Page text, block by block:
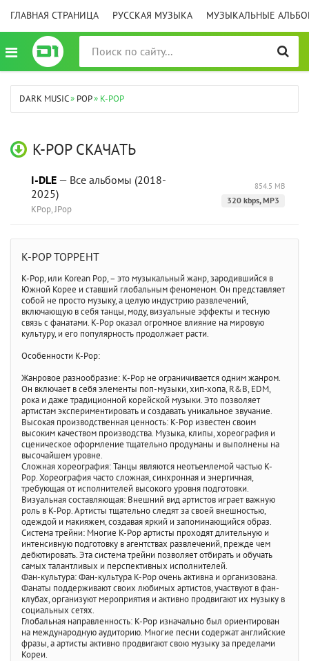
ГЛАВНАЯ СТРАНИЦА РУССКАЯ МУЗЫКА МУЗЫКАЛЬНЫЕ
DARK MUSIC» POP» K-POP
K-POP СКАЧАТЬ
I-DLE — Все альбомы (2018-
2025)
KPop, JPop
854.5 MB
320 kbps, MP3
K-POP ТОРРЕНТ
K-Pop, или Korean Pop, – это музыкальный жанр, зародившийся в
Южной Корее и ставший глобальным феноменом. Он представляет
собой не просто музыку, а целую индустрию развлечений,
включающую в себя танцы, моду, визуальные эффекты и тесную
связь с фанатами. K-Pop оказал огромное влияние на мировую
культуру, и его популярность продолжает расти.
Особенности K-Pop:
Жанровое разнообразие: K-Pop не ограничивается одним жанром.
Он включает в себя элементы поп-музыки, хип-хопа, R&B, EDM,
рока и даже традиционной корейской музыки. Это позволяет
артистам экспериментировать и создавать уникальное звучание.
Высокая производственная ценность: K-Pop известен своим
высоким качеством производства. Музыка, клипы, хореография и
сценическое оформление тщательно продуманы и выполнены на
высочайшем уровне.
Сложная хореография: Танцы являются неотъемлемой частью K-
Pop. Хореография часто сложная, синхронная и энергичная,
требующая от исполнителей высокого уровня подготовки.
Визуальная составляющая: Внешний вид артистов играет важную
роль в K-Pop. Артисты тщательно следят за своей внешностью,
одеждой и макияжем, создавая яркий и запоминающийся образ.
Система трейни: Многие K-Pop артисты проходят длительную и
интенсивную подготовку в агентствах развлечений, прежде чем
дебютировать. Эта система трейни позволяет отбирать и обучать
самых талантливых и перспективных исполнителей.
Фан-культура: Фан-культура K-Pop очень активна и организована.
Фанаты поддерживают своих любимых артистов, участвуют в фан-
клубах, организуют мероприятия и активно продвигают их музыку в
социальных сетях.
Глобальная направленность: K-Pop изначально был ориентирован
на международную аудиторию. Многие песни содержат английские
фразы, а артисты активно продвигают свою музыку за пределами
Кореи.